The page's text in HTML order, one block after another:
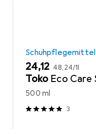
Schuhpflegemittel
EUR
24,12 EUR
48,24/1l
Toko Eco
500 ml
3